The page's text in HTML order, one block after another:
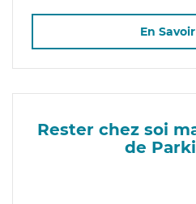
En
Rester chez soi
de